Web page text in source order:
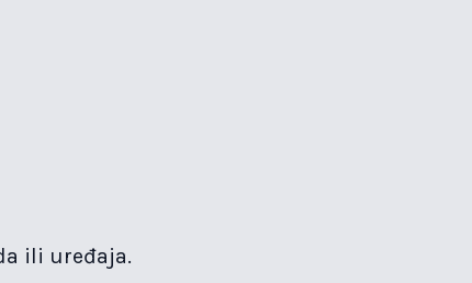
ili uređaja.